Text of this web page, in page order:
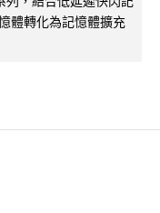
體轉化為記憶體擴充